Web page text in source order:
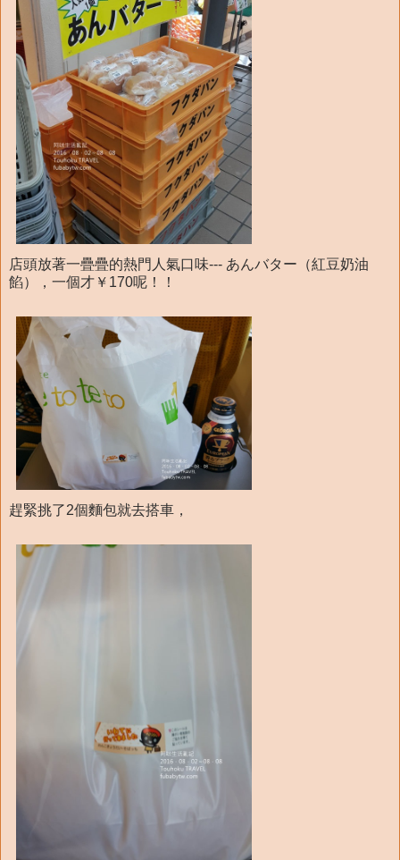
店頭放著一疊疊的熱門人氣口味--- あんバター（紅豆奶油
餡），一個才￥170呢！！
趕緊挑了2個麵包就去搭車，